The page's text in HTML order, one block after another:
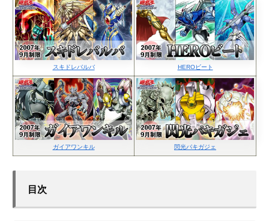
スキドレバルバ HEROビート
ガイアワンキル 閃光パキガジェ
目次